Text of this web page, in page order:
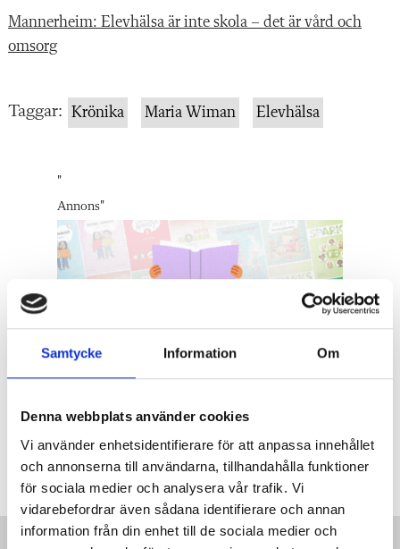
Samtycke Information Om
Denna webbplats använder cookies
Vi använder enhetsidentifierare för att anpassa innehållet
och annonserna till användarna, tillhandahålla funktioner
för sociala medier och analysera vår trafik. Vi
vidarebefordrar även sådana identifierare och annan
information från din enhet till de sociala medier och
Mannerheim: Elevhälsa är inte skola – det är vård och
omsorg
Taggar: Krönika Maria Wiman Elevhälsa
"
Annons"